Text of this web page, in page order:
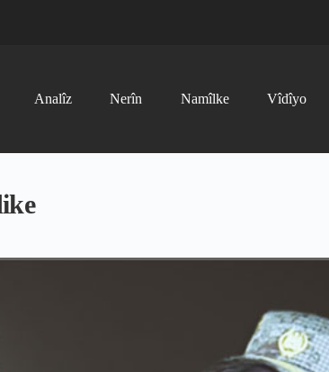
Analîz Nerîn Namîlke Vîdîyo